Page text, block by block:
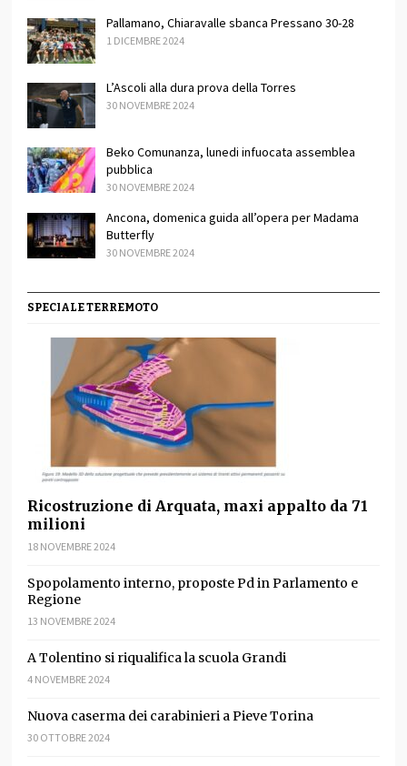
Pallamano, Chiaravalle sbanca Pressano 30-28
1 DICEMBRE 2024
L’Ascoli alla dura prova della Torres
30 NOVEMBRE 2024
Beko Comunanza, lunedi infuocata assemblea
pubblica
30 NOVEMBRE 2024
Ancona, domenica guida all’opera per Madama
Butterfly
30 NOVEMBRE 2024
SPECIALE TERREMOTO
Ricostruzione di Arquata, maxi appalto da 71
milioni
18 NOVEMBRE 2024
Spopolamento interno, proposte Pd in Parlamento e
Regione
13 NOVEMBRE 2024
A Tolentino si riqualifica la scuola Grandi
4 NOVEMBRE 2024
Nuova caserma dei carabinieri a Pieve Torina
30 OTTOBRE 2024